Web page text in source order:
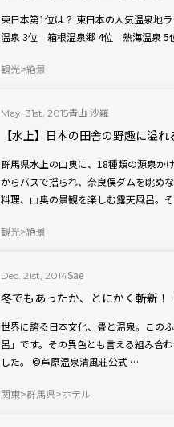
東日本第1位は？ 東日本の人気温泉地ランキングがこちら。 1位 草津温泉 2位 下呂
観光 絶景
May. 31st, 2015青山 沙羅
【水上】日本の田舎の野趣に溢
群馬県水上の山奥に、18種類の源泉か
からバスで揺られ、奈良俣ダムを眺め
料理、山奥の景観を楽しむ露天風呂。
観光 絶景
Dec. 21st, 2014Sae
冬でもあったか、とにかく斬新
世界に誇る日本文化、畳と温泉。この
呂」です。その異色とも言える組み合
した。 ©芦原温泉清風荘公式 …
関東 群馬県 ホテル